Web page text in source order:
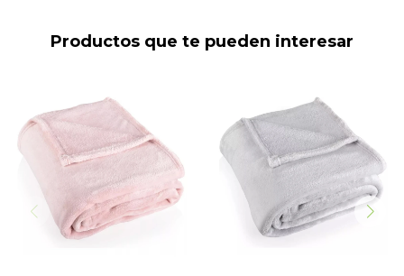
Productos que te pueden interesar
Manta polar 150x200 Rosa
Durazno
Manta polar 150x200 Gris
Perla